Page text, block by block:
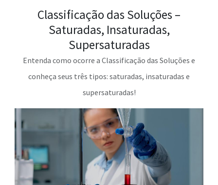
Classificação das Soluções –
Saturadas, Insaturadas,
Supersaturadas
Entenda como ocorre a Classificação das Soluções e
conheça seus três tipos: saturadas, insaturadas e
supersaturadas!